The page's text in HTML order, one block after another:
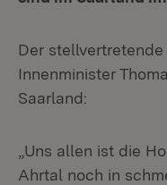
Der
Innenminister
Saarland:
„Uns allen ist die
Ahrtal noch in